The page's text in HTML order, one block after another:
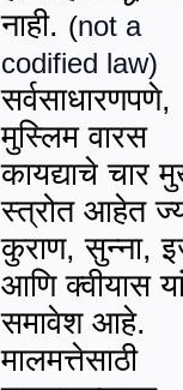
नाही. (not a
codified law)
सर्वसाधारणपणे,
मुस्लिम वारस
कायद्याचे चार
स्त्रोत आहेत
कुराण,सुन्ना,
आणि क्‍वीयास
समावेश आहे.
मालमत्तेसाठी